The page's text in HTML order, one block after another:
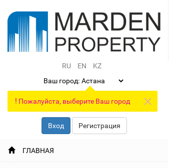
RU EN
KZ
Ваш город:
! Пожалуйста, выберите Ваш город
Вход Регистрация
ГЛАВНАЯ